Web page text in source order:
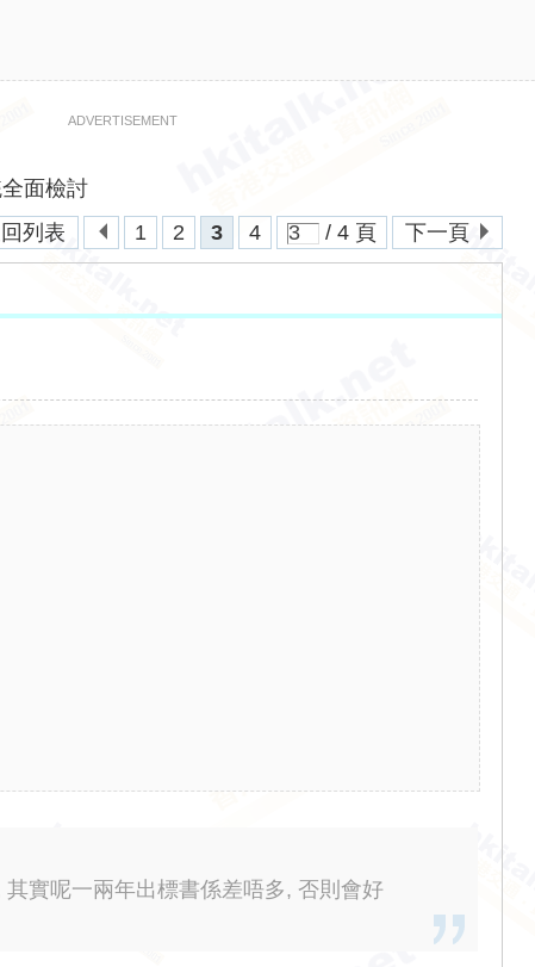
ADVERTISEMENT
面檢討
1
2 3 4 / 4 頁 下一頁
列表
實呢一兩年出標書係差唔多, 否則會好